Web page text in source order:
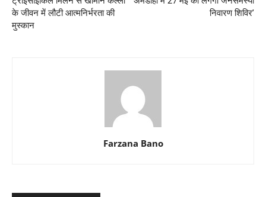
के जीवन में लौटी आत्मनिर्भरता की
मुस्कान
निवारण शिविर’
Farzana Bano